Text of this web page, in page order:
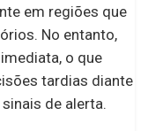
em regiões que
No entanto,
o que
tardias diante
de alerta.